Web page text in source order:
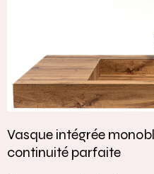
Vasque intégrée
continuité parfaite